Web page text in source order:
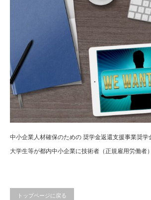
中小企業人材確保のための 奨学金返還支援事業奨学
大学生等が都内中小企業に技術者（正規雇用労働者）
トップページに戻る